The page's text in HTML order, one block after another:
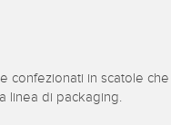
confezionati in scatole
linea di packaging.